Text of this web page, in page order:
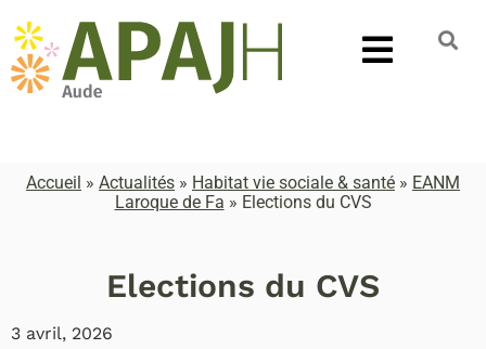
Accueil » Actualités » Habitat vie sociale & santé » EANM
Laroque de Fa » Elections du CVS
Elections du CVS
3 avril, 2026